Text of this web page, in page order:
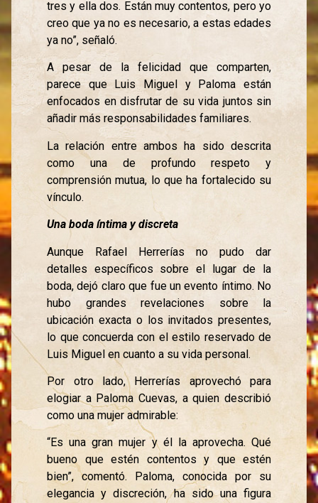
tres y ella dos. Están muy contentos, pero yo
creo que ya no es necesario, a estas edades
ya no”, señaló.
A pesar de la felicidad que comparten,
parece que Luis Miguel y Paloma están
enfocados en disfrutar de su vida juntos sin
añadir más responsabilidades familiares.
La relación entre ambos ha sido descrita
como una de profundo respeto y
comprensión mutua, lo que ha fortalecido su
vínculo.
Una boda íntima y discreta
Aunque Rafael Herrerías no pudo dar
detalles específicos sobre el lugar de la
boda, dejó claro que fue un evento íntimo. No
hubo grandes revelaciones sobre la
ubicación exacta o los invitados presentes,
lo que concuerda con el estilo reservado de
Luis Miguel en cuanto a su vida personal.
Por otro lado, Herrerías aprovechó para
elogiar a Paloma Cuevas, a quien describió
como una mujer admirable:
“Es una gran mujer y él la aprovecha. Qué
bueno que estén contentos y que estén
bien”, comentó. Paloma, conocida por su
elegancia y discreción, ha sido una figura